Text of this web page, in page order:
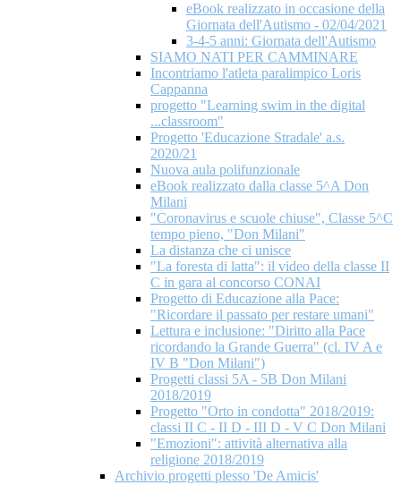
eBook realizzato in occasione della
Giornata dell'Autismo - 02/04/2021
3-4-5 anni: Giornata dell'Autismo
SIAMO NATI PER CAMMINARE
Incontriamo l'atleta paralimpico Loris
Cappanna
progetto "Learning swim in the digital
...classroom"
Progetto 'Educazione Stradale' a.s.
2020/21
Nuova aula polifunzionale
eBook realizzato dalla classe 5^A Don
Milani
"Coronavirus e scuole chiuse", Classe 5^C
tempo pieno, "Don Milani"
La distanza che ci unisce
"La foresta di latta": il video della classe II
C in gara al concorso CONAI
Progetto di Educazione alla Pace:
"Ricordare il passato per restare umani"
Lettura e inclusione: "Diritto alla Pace
ricordando la Grande Guerra" (cl. IV A e
IV B "Don Milani")
Progetti classi 5A - 5B Don Milani
2018/2019
Progetto "Orto in condotta" 2018/2019:
classi II C - II D - III D - V C Don Milani
"Emozioni": attività alternativa alla
religione 2018/2019
Archivio progetti plesso 'De Amicis'